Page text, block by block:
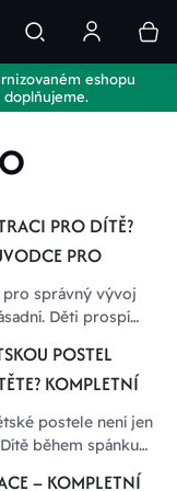
eshopu
doplňujeme.
PRO DÍTĚ?
PRO
pro správný vývoj
Děti prospí
hodin denně, a
zvolená matrace
pro pohodlí, ale
organismu.
POSTEL
KOMPLETNÍ
postele není jen
během spánku
dne, a proto by
– KOMPLETNÍ